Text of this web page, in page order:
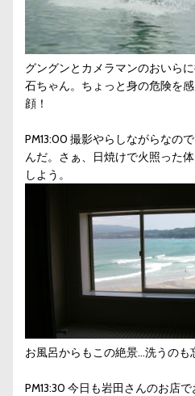
グングンとカメラマンのおいら
石ちゃん。ちょっと身の危険を
顔！
PM13:00 撮影やらしながらなの
んだ。さぁ、日焼けで火照った
しよう。
お風呂からもこの絶景…洗うのも
PM13:30 今日も岩田さんのお店